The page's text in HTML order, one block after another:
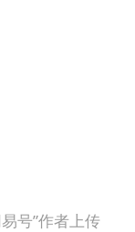
号”作者上传